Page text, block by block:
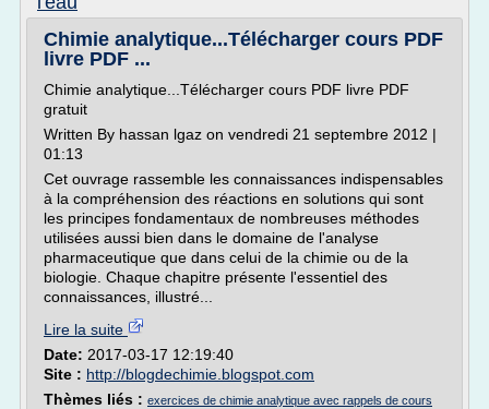
Chimie analytique...Télécharger cours PDF
livre PDF ...
Chimie analytique...Télécharger cours PDF livre PDF
gratuit
Written By hassan lgaz on vendredi 21 septembre 2012 |
01:13
Cet ouvrage rassemble les connaissances indispensables
à la compréhension des réactions en solutions qui sont
les principes fondamentaux de nombreuses méthodes
utilisées aussi bien dans le domaine de l'analyse
pharmaceutique que dans celui de la chimie ou de la
biologie. Chaque chapitre présente l'essentiel des
connaissances, illustré...
Lire la suite
Date: 2017-03-17 12:19:40
Site : http://blogdechimie.blogspot.com
Thèmes liés : exercices de chimie analytique avec rappels de cours